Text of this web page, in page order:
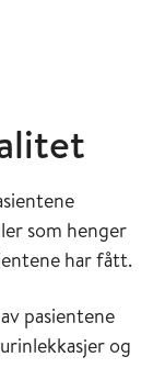
som henger
har fått.
pasientene
og